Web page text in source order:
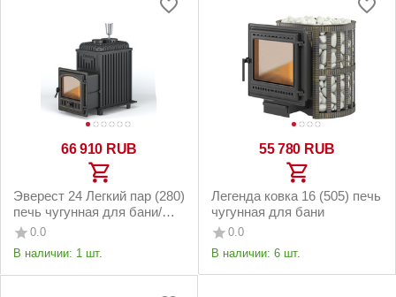
66 910 RUB
Эверест 24 Легкий пар (280)
печь чугунная для бани/
сауны под облицовку/
обкладку
0.0
В наличии: 1 шт.
55 780 RUB
Легенда ковка 16 (505) печь
чугунная для бани
0.0
В наличии: 6 шт.